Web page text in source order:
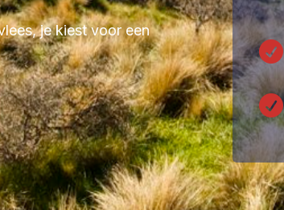
je kiest voor een

